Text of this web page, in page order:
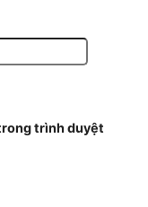
trình duyệt